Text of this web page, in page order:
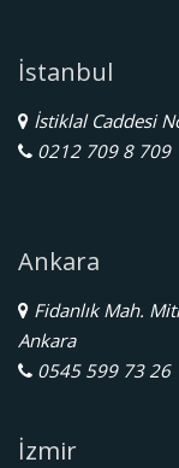
İstanbul
İstiklal Caddesi
0212 709 8 709
Ankara
Fidanlık Mah.
Ankara
0545 599 73 26
İzmir